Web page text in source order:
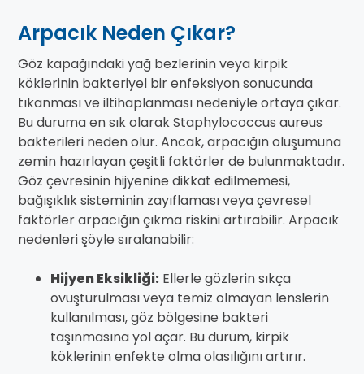
Arpacık Neden Çıkar?
Göz kapağındaki yağ bezlerinin veya kirpik
köklerinin bakteriyel bir enfeksiyon sonucunda
tıkanması ve iltihaplanması nedeniyle ortaya çıkar.
Bu duruma en sık olarak Staphylococcus aureus
bakterileri neden olur. Ancak, arpacığın oluşumuna
zemin hazırlayan çeşitli faktörler de bulunmaktadır.
Göz çevresinin hijyenine dikkat edilmemesi,
bağışıklık sisteminin zayıflaması veya çevresel
faktörler arpacığın çıkma riskini artırabilir. Arpacık
nedenleri şöyle sıralanabilir:
Hijyen Eksikliği: Ellerle gözlerin sıkça
ovuşturulması veya temiz olmayan lenslerin
kullanılması, göz bölgesine bakteri
taşınmasına yol açar. Bu durum, kirpik
köklerinin enfekte olma olasılığını artırır.